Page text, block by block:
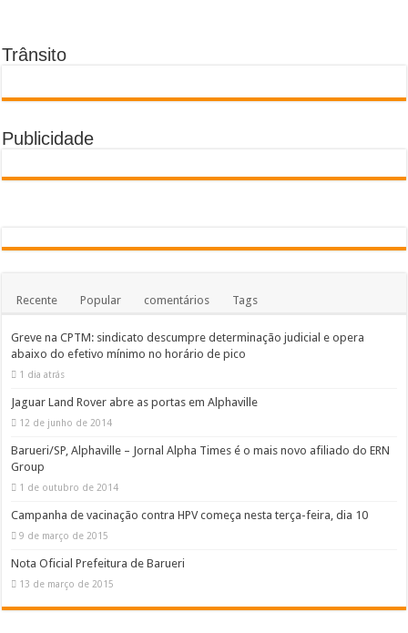
Trânsito
Publicidade
Recente Popular comentários Tags
Greve na CPTM: sindicato descumpre determinação judicial e opera
abaixo do efetivo mínimo no horário de pico
1 dia atrás
Jaguar Land Rover abre as portas em Alphaville
12 de junho de 2014
Barueri/SP, Alphaville – Jornal Alpha Times é o mais novo afiliado do ERN
Group
1 de outubro de 2014
Campanha de vacinação contra HPV começa nesta terça-feira, dia 10
9 de março de 2015
Nota Oficial Prefeitura de Barueri
13 de março de 2015